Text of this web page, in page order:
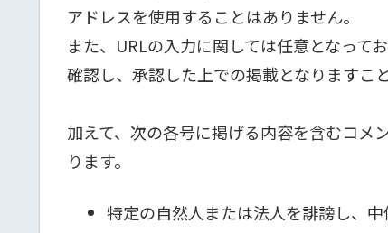
アドレスを使用することはありません。
また、URLの入力に関しては任意となって
確認し、承認した上での掲載となりますこ
加えて、次の各号に掲げる内容を含むコメ
ります。
特定の自然人または法人を誹謗し、中